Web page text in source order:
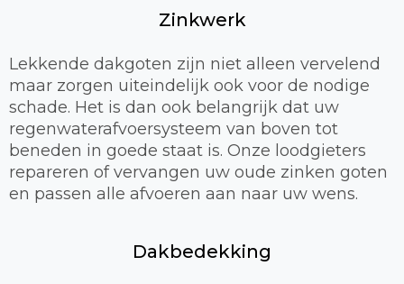
Zinkwerk
Lekkende dakgoten zijn niet alleen vervelend
maar zorgen uiteindelijk ook voor de nodige
schade. Het is dan ook belangrijk dat uw
regenwaterafvoersysteem van boven tot
beneden in goede staat is. Onze loodgieters
repareren of vervangen uw oude zinken goten
en passen alle afvoeren aan naar uw wens.
Dakbedekking